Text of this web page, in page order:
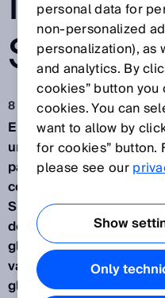
S
8 dic 2021
En sus 75 años de
una pequeña empresa
para convertirse en una
con más de 10.000
SICK el equilibro entre
de convergencia
globalización de una
valores? ¿Y cómo
globalización “interna”?
personal data for
non‑personalized
personalization), as
and analytics. By
cookies” button
cookies. You can
want to allow by
for cookies” button.
please see our
Show
Only